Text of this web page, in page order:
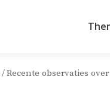
/Recente observaties